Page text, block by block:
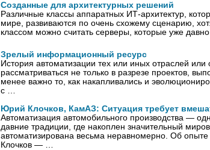
Созданные для архитектурных решений
Различные классы аппаратных ИТ-архитектур,
мире, развиваются по очень схожему сценарию,
классом можно считать серверы, которые уже
Зрелый информационный ресурс
История автоматизации тех или иных отраслей
рассматриваться не только в разрезе проектов,
менее важно то, как накапливались и
с …
Юрий Клочков, КамАЗ: Ситуация требует
Автоматизация автомобильного производства —
давние традиции, где накоплен значительный
автоматизирована весьма неравномерно. Об
Клочков — …